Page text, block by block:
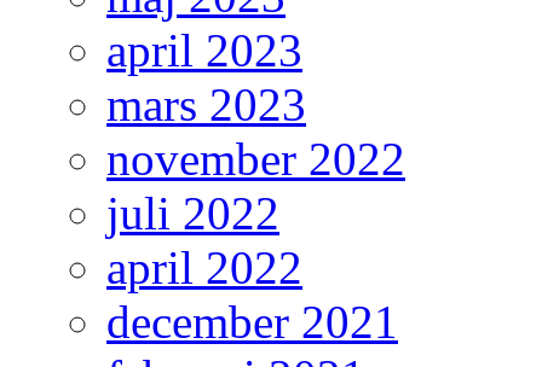
april 2023
mars 2023
november 2022
juli 2022
april 2022
december 2021